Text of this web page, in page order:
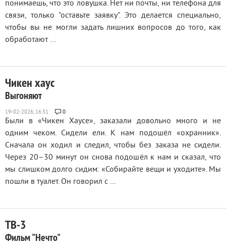
понимаешь, что это ловушка. Нет ни почты, ни телефона для
связи, только "оставьте заявку". Это делается специально,
чтобы вы не могли задать лишних вопросов до того, как
обработают ...
Чикен хаус
Выгоняют
0
Были в «Чикен Хаусе», заказали довольно много и не
одним чеком. Сидели ели. К нам подошёл «охранник».
Сначала он ходил и следил, чтобы без заказа не сидели.
Через 20–30 минут он снова подошёл к нам и сказал, что
мы слишком долго сидим: «Собирайте вещи и уходите». Мы
пошли в туалет. Он говорил с ...
ТВ-3
Фильм "Нечто"